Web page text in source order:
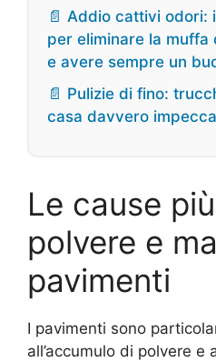
📄 Addio cattivi odori:
per eliminare la muffa
e avere sempre un
📄 Pulizie di fino:
casa davvero
Le cause
polvere e
pavimenti
I pavimenti sono
all’accumulo di polvere e